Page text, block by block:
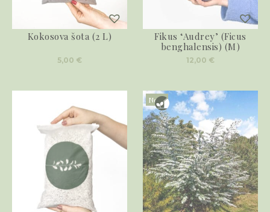
Kokosova šota (2 L)
5,00 €
Fikus ‘Audrey’ (Ficus
benghalensis) (M)
12,00 €
Novo